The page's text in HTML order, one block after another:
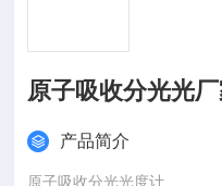
原子吸收分光光
产品简介
原子吸收分光光度计